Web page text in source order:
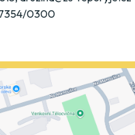
0300